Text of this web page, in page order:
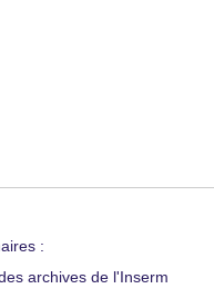
:
archives de l'Inserm